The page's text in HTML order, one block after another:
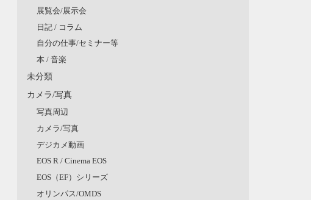
展覧会/展示会
日記 / コラム
自分の仕事/セミナー等
本 / 音楽
未分類
カメラ/写真
写真周辺
カメラ/写真
デジカメ動画
EOS R / Cinema EOS
EOS（EF）シリーズ
オリンパス/OMDS